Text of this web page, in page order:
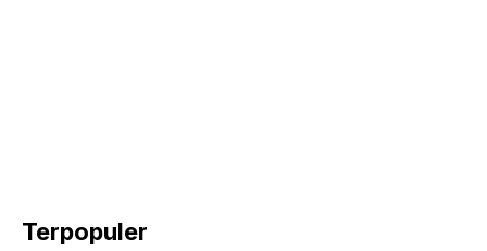
Terpopuler